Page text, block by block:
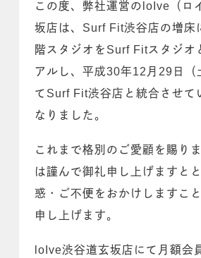
この度、弊社運営のloIve（ロ
坂店は、Surf Fit渋谷店の増床
階スタジオをSurf Fitスタジオ
アルし、平成30年12月29日（
てSurf Fit渋谷店と統合させて
なりました。
これまで格別のご愛顧を賜り
は謹んで御礼申し上げますと
惑・ご不便をおかけしますこ
申し上げます。
loIve渋谷道玄坂店にて月額会